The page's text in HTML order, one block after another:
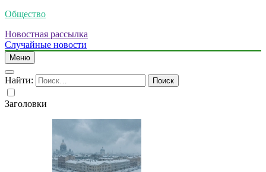
Общество
Новостная рассылка
Случайные новости
Меню
Найти:
Заголовки